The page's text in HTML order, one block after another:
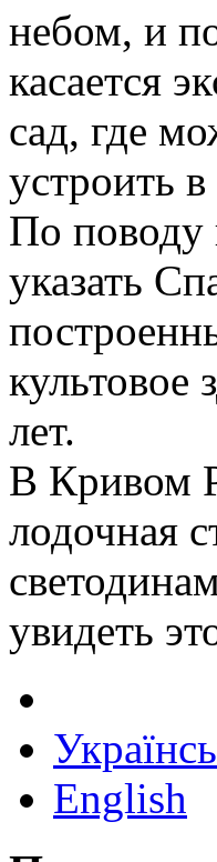
небом, и
касается
сад, где
устроить
По поводу
указать
культовое
лет.
В Кривом
лодочная
увидеть
English